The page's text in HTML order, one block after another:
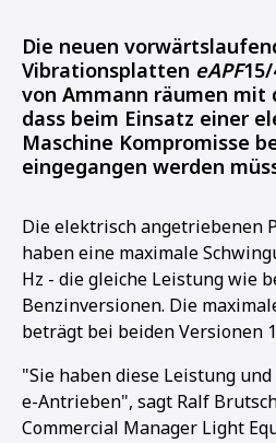
Die neuen
Vibrationsplatten eAPF
von Ammann räumen mit
dass beim Einsatz einer
Maschine Kompromisse
eingegangen werden
Die elektrisch angetriebenen
haben eine maximale
Hz - die gleiche Leistung wie
Benzinversionen. Die
beträgt bei beiden Versionen
"Sie haben diese Leistung
e-Antrieben", sagt Ralf
Commercial Manager Light